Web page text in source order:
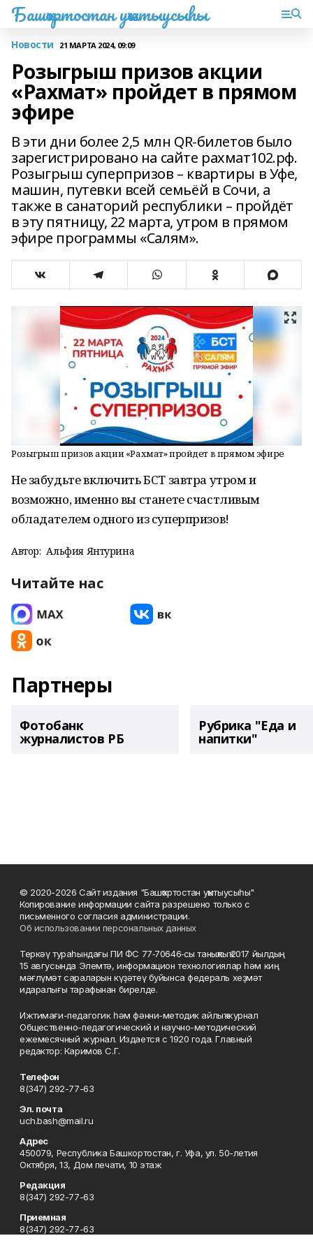
Башҡортостан уҡытыусыһы
Новости 21 МАРТА 2024, 09:09
Розыгрыш призов акции
«Рахмат» пройдет в прямом
эфире
В эти дни более 2,5 млн QR-билетов было
зарегистрировано на сайте рахмат102.рф.
Розыгрыш суперпризов – квартиры в Уфе,
машин, путевки всей семьёй в Сочи, а
также в санаторий республики – пройдёт
в эту пятницу, 22 марта, утром в прямом
эфире программы «Салям».
Розыгрыш призов акции «Рахмат» пройдет в прямом эфире
Не забудьте включить БСТ завтра утром и
возможно, именно вы станете счастливым
обладателем одного из суперпризов!
Автор: Альфия Янтурина
Читайте нас
Партнеры
Фотобанк
журналистов РБ
Рубрика "Еда и
напитки"
© 2020-2026 Сайт издания "Башҡортостан уҡытыусыһы"
Копирование информации сайта разрешено только с
письменного согласия администрации.
Об использовании персональных данных
Теркәү тураһындағы ПИ ФС 77‑70646‑сы таныҡлыҡ 2017 йылдың
15 авгусында Элемтә, информацион технологиялар һәм киң
мәғлүмәт сараларын күҙәтеү буйынса федераль хеҙмәт
идаралығы тарафынан бирелде.
Ижтимағи-педагогик һәм фәнни-методик айлыҡ журнал
Общественно-педагогический и научно-методический
ежемесячный журнал. Издается с 1920 года. Главный
редактор: Каримов С.Г.
Телефон
8(347) 292-77-63
Эл. почта
uch.bash@mail.ru
Адрес
450079, Республика Башкортостан, г. Уфа, ул. 50-летия
Октября, 13, Дом печати, 10 этаж
Редакция
8(347) 292-77-63
Приемная
8(347) 292-77-63